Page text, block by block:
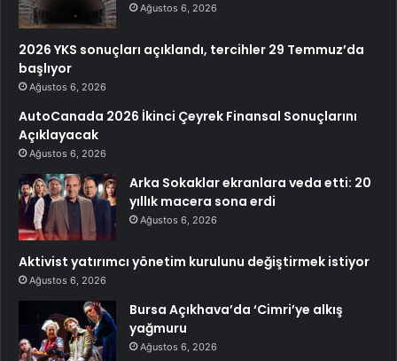
Ağustos 6, 2026
2026 YKS sonuçları açıklandı, tercihler 29 Temmuz’da
başlıyor
Ağustos 6, 2026
AutoCanada 2026 İkinci Çeyrek Finansal Sonuçlarını
Açıklayacak
Ağustos 6, 2026
Arka Sokaklar ekranlara veda etti: 20
yıllık macera sona erdi
Ağustos 6, 2026
Aktivist yatırımcı yönetim kurulunu değiştirmek istiyor
Ağustos 6, 2026
Bursa Açıkhava’da ‘Cimri’ye alkış
yağmuru
Ağustos 6, 2026